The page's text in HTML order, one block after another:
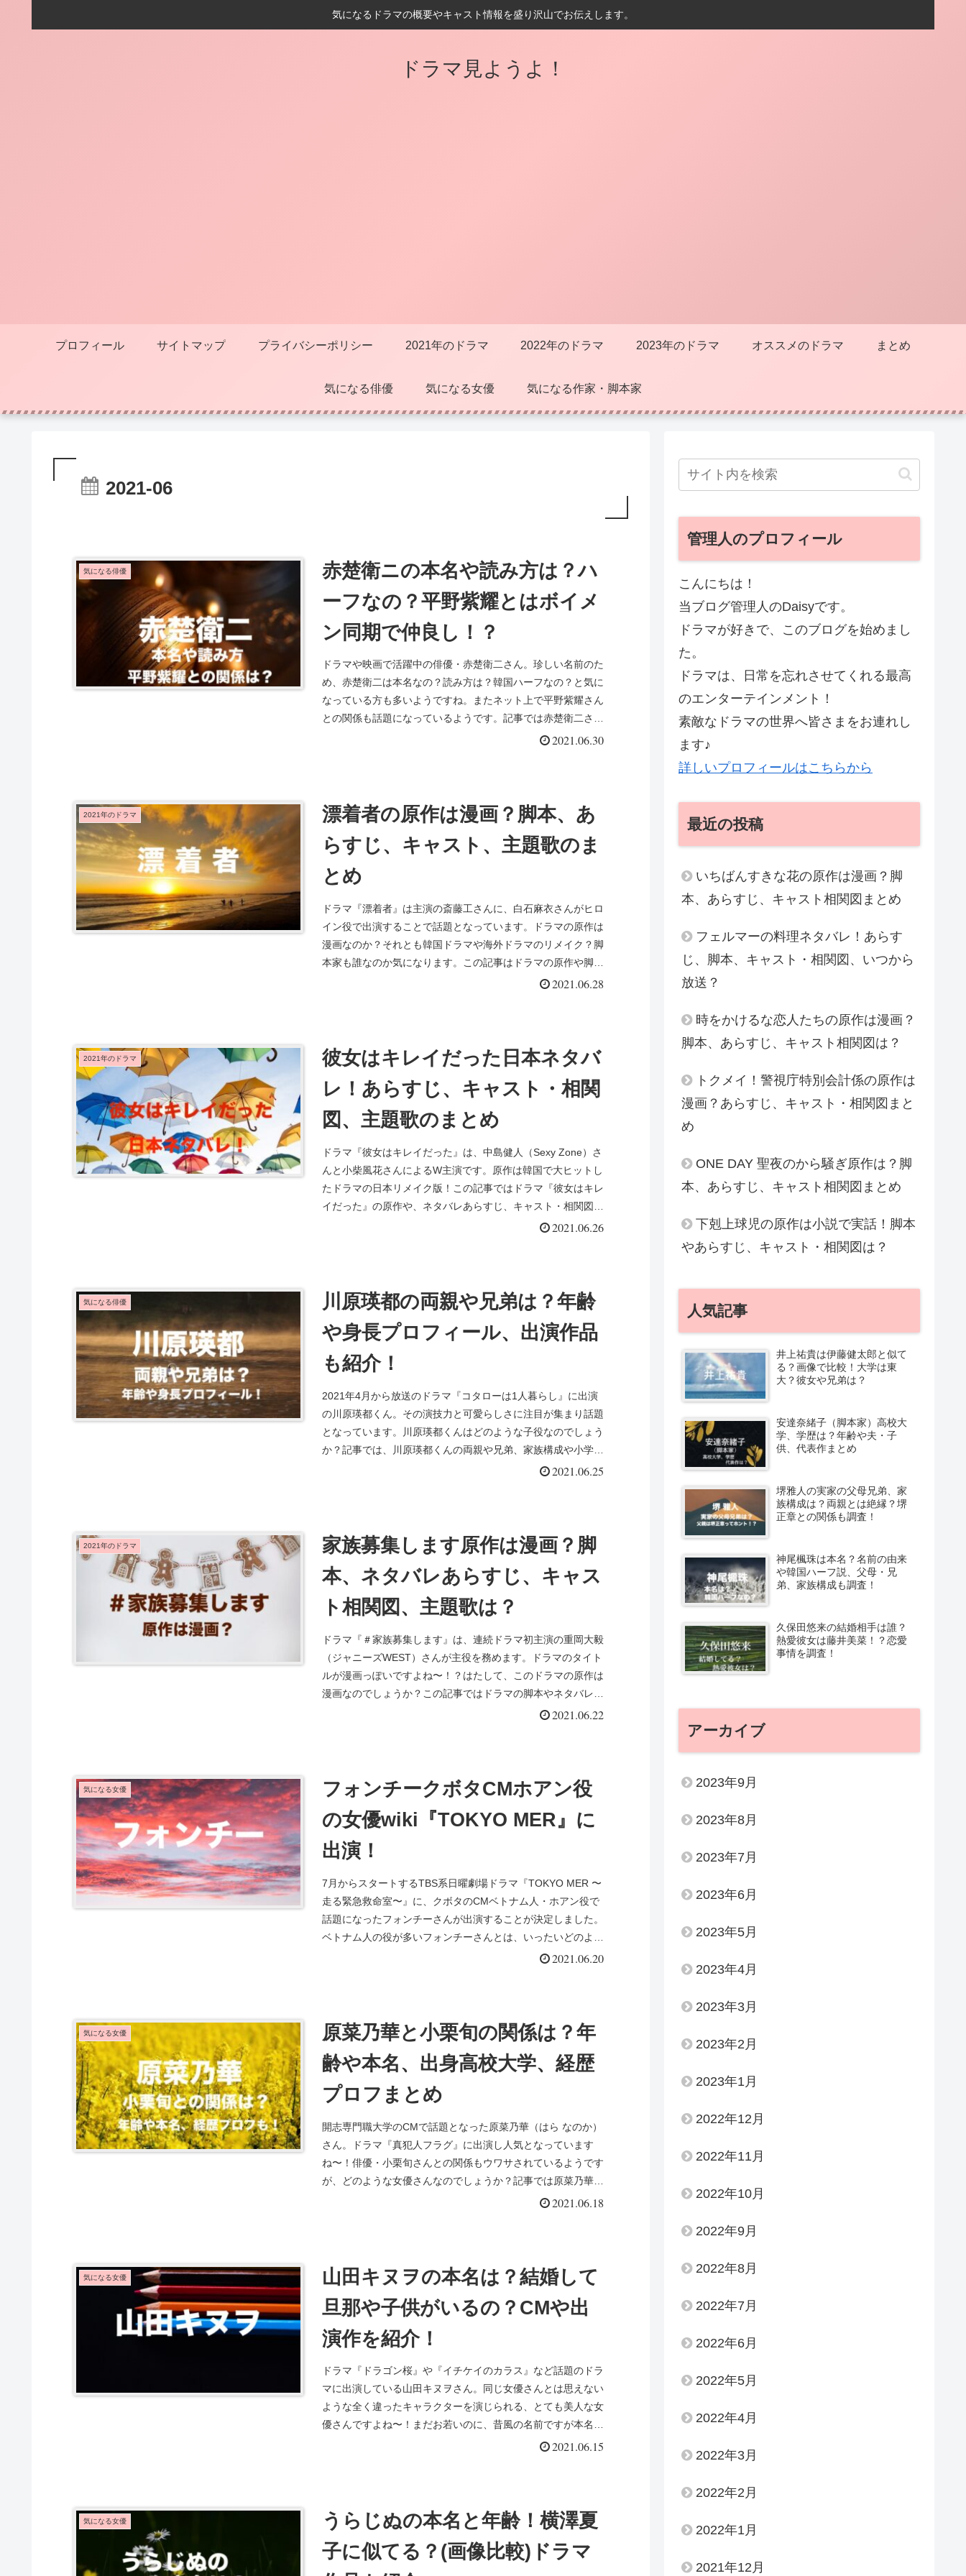
気になるドラマの概要やキャスト情報を盛り沢山でお伝えします。
ドラマ見ようよ！
プロフィール サイトマップ プライバシーポリシー 2021年のドラマ 2022年のドラマ 2023年のドラマ オススメのドラマ まとめ
気になる俳優 気になる女優 気になる作家・脚本家
2021-06
気になる俳優
赤楚衛ニの本名や読み方は？ハ
ーフなの？平野紫耀とはボイメ
ン同期で仲良し！？
ドラマや映画で活躍中の俳優・赤楚衛二さん。珍しい名前のた
め、赤楚衛二は本名なの？読み方は？韓国ハーフなの？と気に
なっている方も多いようですね。またネット上で平野紫耀さん
との関係も話題になっているようです。記事では赤楚衛二さん
2021.06.30
2021年のドラマ
漂着者の原作は漫画？脚本、あ
らすじ、キャスト、主題歌のま
とめ
ドラマ『漂着者』は主演の斎藤工さんに、白石麻衣さんがヒロ
イン役で出演することで話題となっています。ドラマの原作は
漫画なのか？それとも韓国ドラマや海外ドラマのリメイク？脚
本家も誰なのか気になります。この記事はドラマの原作や脚
2021.06.28
2021年のドラマ
彼女はキレイだった日本ネタバ
レ！あらすじ、キャスト・相関
図、主題歌のまとめ
ドラマ『彼女はキレイだった』は、中島健人（Sexy Zone）さ
んと小柴風花さんによるW主演です。原作は韓国で大ヒットし
たドラマの日本リメイク版！この記事ではドラマ『彼女はキレ
イだった』の原作や、ネタバレあらすじ、キャスト・相関図、
2021.06.26
気になる俳優
川原瑛都の両親や兄弟は？年齢
や身長プロフィール、出演作品
も紹介！
2021年4月から放送のドラマ『コタローは1人暮らし』に出演
の川原瑛都くん。その演技力と可愛らしさに注目が集まり話題
となっています。川原瑛都くんはどのような子役なのでしょう
か？記事では、川原瑛都くんの両親や兄弟、家族構成や小学校
2021.06.25
2021年のドラマ
家族募集します原作は漫画？脚
本、ネタバレあらすじ、キャス
ト相関図、主題歌は？
ドラマ『＃家族募集します』は、連続ドラマ初主演の重岡大毅
（ジャニーズWEST）さんが主役を務めます。ドラマのタイト
ルが漫画っぽいですよね〜！？はたして、このドラマの原作は
漫画なのでしょうか？この記事ではドラマの脚本やネタバレあ
2021.06.22
気になる女優
フォンチークボタCMホアン役
の女優wiki『TOKYO MER』に
出演！
7月からスタートするTBS系日曜劇場ドラマ『TOKYO MER 〜
走る緊急救命室〜』に、クボタのCMベトナム人・ホアン役で
話題になったフォンチーさんが出演することが決定しました。
ベトナム人の役が多いフォンチーさんとは、いったいどのよう
2021.06.20
気になる女優
原菜乃華と小栗旬の関係は？年
齢や本名、出身高校大学、経歴
プロフまとめ
開志専門職大学のCMで話題となった原菜乃華（はら なのか）
さん。ドラマ『真犯人フラグ』に出演し人気となっています
ね〜！俳優・小栗旬さんとの関係もウワサされているようです
が、どのような女優さんなのでしょうか？記事では原菜乃華さ
2021.06.18
気になる女優
山田キヌヲの本名は？結婚して
旦那や子供がいるの？CMや出
演作を紹介！
ドラマ『ドラゴン桜』や『イチケイのカラス』など話題のドラ
マに出演している山田キヌヲさん。同じ女優さんとは思えない
ような全く違ったキャラクターを演じられる、とても美人な女
優さんですよね〜！まだお若いのに、昔風の名前ですが本名な
2021.06.15
気になる女優
うらじぬの本名と年齢！横澤夏
子に似てる？(画像比較)ドラマ
管理人のプロフィール
こんにちは！
当ブログ管理人のDaisyです。
ドラマが好きで、このブログを始めまし
た。
ドラマは、日常を忘れさせてくれる最高
のエンターテインメント！
素敵なドラマの世界へ皆さまをお連れし
ます♪
詳しいプロフィールはこちらから
最近の投稿
いちばんすきな花の原作は漫画？脚
本、あらすじ、キャスト相関図まとめ
フェルマーの料理ネタバレ！あらす
じ、脚本、キャスト・相関図、いつから
放送？
時をかけるな恋人たちの原作は漫画？
脚本、あらすじ、キャスト相関図は？
トクメイ！警視庁特別会計係の原作は
漫画？あらすじ、キャスト・相関図まと
め
ONE DAY 聖夜のから騒ぎ原作は？脚
本、あらすじ、キャスト相関図まとめ
下剋上球児の原作は小説で実話！脚本
やあらすじ、キャスト・相関図は？
人気記事
井上祐貴は伊藤健太郎と似て
る？画像で比較！大学は東
大？彼女や兄弟は？
安達奈緒子（脚本家）高校大
学、学歴は？年齢や夫・子
供、代表作まとめ
堺雅人の実家の父母兄弟、家
族構成は？両親とは絶縁？堺
正章との関係も調査！
神尾楓珠は本名？名前の由来
や韓国ハーフ説、父母・兄
弟、家族構成も調査！
久保田悠来の結婚相手は誰？
熱愛彼女は藤井美菜！？恋愛
事情を調査！
アーカイブ
2023年9月
2023年8月
2023年7月
2023年6月
2023年5月
2023年4月
2023年3月
2023年2月
2023年1月
2022年12月
2022年11月
2022年10月
2022年9月
2022年8月
2022年7月
2022年6月
2022年5月
2022年4月
2022年3月
2022年2月
2022年1月
2021年12月